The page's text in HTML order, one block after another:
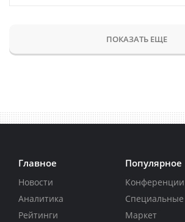
ПОКАЗАТЬ ЕЩЕ
Главное
Новости
Аналитика
Рейтинги
Популярное
Конференции
Маркет